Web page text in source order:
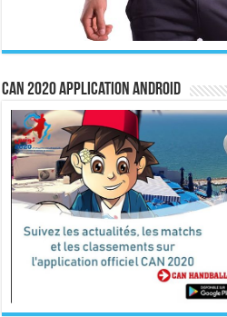
CAN 2020 Application Android